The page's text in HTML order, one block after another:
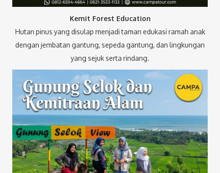
Kemit Forest Education
Hutan pinus yang disulap menjadi taman edukasi ramah anak
dengan jembatan gantung, sepeda gantung, dan lingkungan
yang sejuk serta rindang.